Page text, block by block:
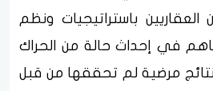
باستراتيجيات ونظم
في إحداث حالة من الحراك
مرضية لم تحققها من قبل